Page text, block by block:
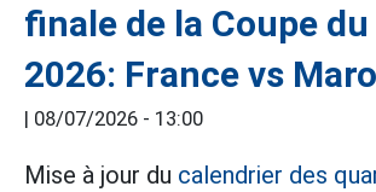
finale de la Coupe
2026: France vs
| 08/07/2026 - 13:00
Mise à jour du calendrier des